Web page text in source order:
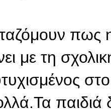
πως
με τη
παιδιά